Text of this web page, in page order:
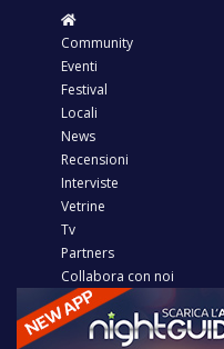
Community
Eventi
Festival
Locali
News
Recensioni
Interviste
Vetrine
Tv
Partners
Collabora con noi